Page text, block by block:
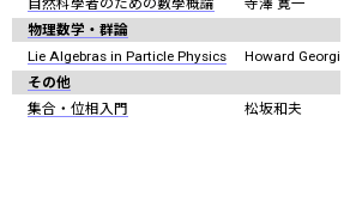
自然科學者のための數學概論
寺澤 寛一
物理数学・群論
Lie Algebras in Particle Physics
Howard Georgi
その他
集合・位相入門
松坂和夫